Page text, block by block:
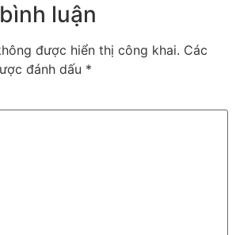
luận
được hiển thị công khai. Các
đánh dấu *